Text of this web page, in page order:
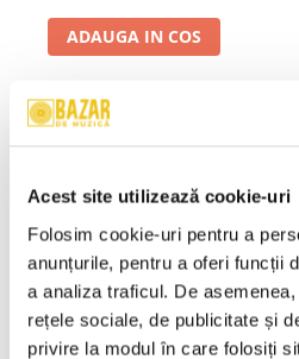
Acest site utilizează cookie-uri
Folosim cookie-uri pentru a
anunțurile, pentru a oferi funcții
a analiza traficul. De
rețele sociale, de publicitate și
privire la modul în care folosiți
ADAUGA IN COS
Unknown Artist - Povești ,
Mădălina Manole - Dulce De
Tot, (CD)
99,99 Lei